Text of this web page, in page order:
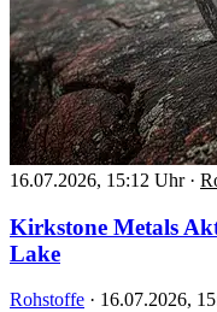
16.07.2026, 15:12 Uhr ·
Kirkstone Metals
Lake
Rohstoffe · 16.07.2026,